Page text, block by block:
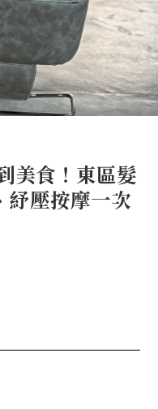
美食！東區髮
紓壓按摩一次